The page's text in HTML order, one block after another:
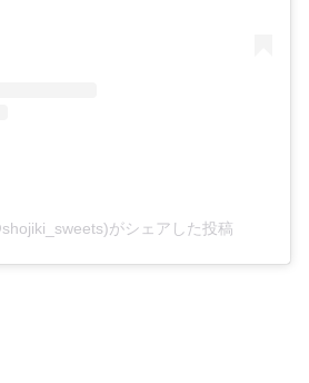
がシェアした投稿